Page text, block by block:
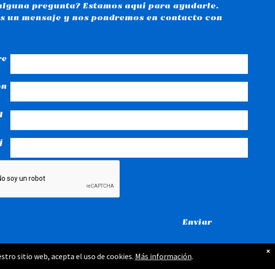
pregunta? Estamos aquí para ayudarle.
un mensaje y nos pondremos en contacto con
sitio web, acepta el uso de cookies. Más información.
×